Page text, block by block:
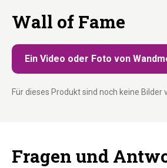
Wall of Fame
Ein Video oder Foto von
Für dieses Produkt sind noch keine Bilder
Fragen und